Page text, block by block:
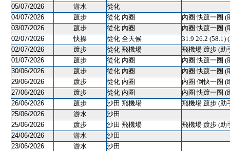
05/07/2026
游水
從化
04/07/2026
踱步 從化 內圈
內圈 快踱一圈 (
03/07/2026
踱步 從化 內圈
內圈 快踱一圈 (
02/07/2026
快操 從化 全天候
31.9 26.2 (58.1)
02/07/2026
踱步 從化 飛機場
飛機場 踱步 (助
01/07/2026
踱步 從化 內圈
內圈 快踱一圈 (
30/06/2026
踱步 從化 內圈
內圈 快踱一圈 (
29/06/2026
踱步 從化 內圈
內圈 倒快一圈 (
27/06/2026
踱步 從化 內圈
內圈 快踱一圈 (
26/06/2026
踱步 沙田 飛機場
飛機場 踱步 (助
25/06/2026
游水
沙田
25/06/2026
踱步 沙田 飛機場
飛機場 踱步 (助
24/06/2026
游水
沙田
23/06/2026
游水
沙田